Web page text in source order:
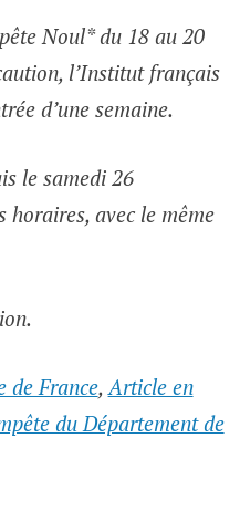
Noul* du 18 au 20
l’Institut français
d’une semaine.
le samedi 26
horaires, avec le même
de France, Article en
du Département de